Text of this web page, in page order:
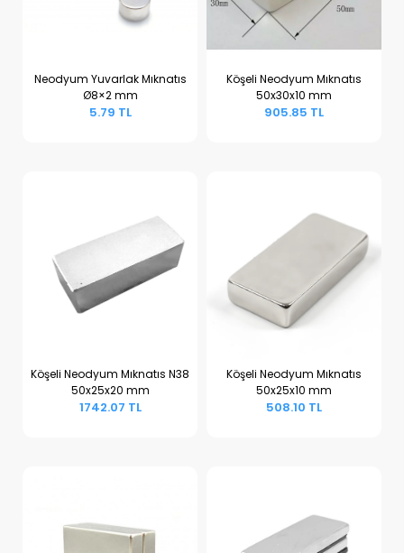
Sepete Ekle
Neodyum Yuvarlak Mıknatıs
Ø8×2 mm
5.79 TL
Sepete Ekle
Köşeli Neodyum Mıknatıs
50x30x10 mm
905.85 TL
Sepete Ekle
Köşeli Neodyum Mıknatıs N38
50x25x20 mm
1742.07 TL
Sepete Ekle
Köşeli Neodyum Mıknatıs
50x25x10 mm
508.10 TL